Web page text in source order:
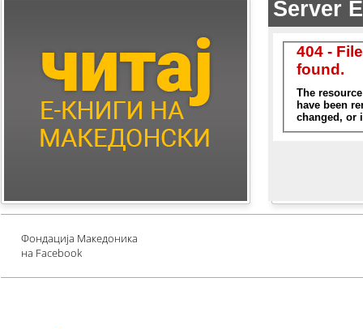
Колумни
Children's Literature
Млади автори
Е-книги за едукација
против зависности и
Фондација Македоника
на Facebook